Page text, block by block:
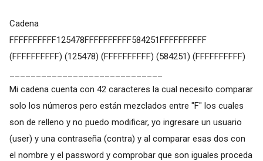
Cadena
FFFFFFFFFF125478FFFFFFFFFF584251FFFFFFFFFF
(FFFFFFFFFF) (125478) (FFFFFFFFFF) (584251) (FFFFFFFFFF)
Mi cadena cuenta con 42 caracteres la cual necesito comparar
solo los números pero están mezclados entre "F" los cuales
son de relleno y no puedo modificar, yo ingresare un usuario
(user) y una contraseña (contra) y al comparar esas dos con
el nombre y el password y comprobar que son iguales proceda